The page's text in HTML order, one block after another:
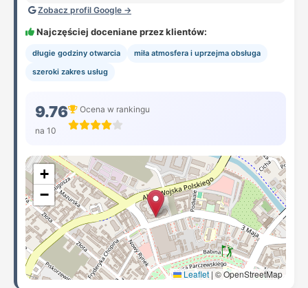
Zobacz profil Google →
Najczęściej doceniane przez klientów:
długie godziny otwarcia
miła atmosfera i uprzejma obsługa
szeroki zakres usług
9.76
na 10
Ocena w rankingu
+
−
Leaflet | © OpenStreetMap